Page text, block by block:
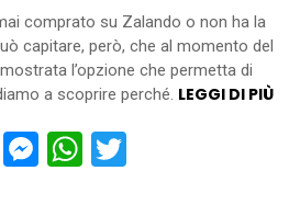
comprato su Zalando o non ha la
capitare, però, che al momento del
l’opzione che permetta di
a scoprire perché. LEGGI DI PIÙ
Facebook
Messenger
WhatsApp